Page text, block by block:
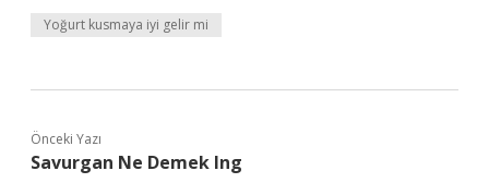
Yoğurt kusmaya iyi gelir mi
Önceki Yazı
Savurgan Ne Demek Ing